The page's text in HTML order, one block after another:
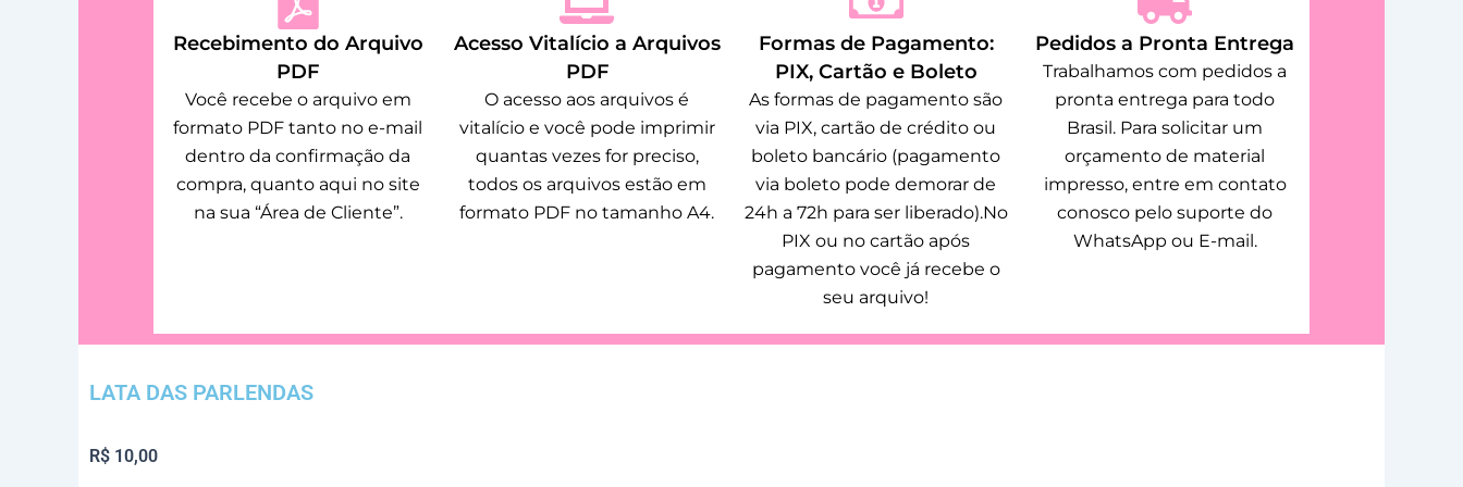
Recebimento do Arquivo
PDF
Você recebe o arquivo em
formato PDF tanto no e-mail
dentro da confirmação da
compra, quanto aqui no site
na sua “Área de Cliente”.
Acesso Vitalício a Arquivos
PDF
O acesso aos arquivos é
vitalício e você pode imprimir
quantas vezes for preciso,
todos os arquivos estão em
formato PDF no tamanho A4.
Formas de Pagamento:
PIX, Cartão e Boleto
As formas de pagamento são
via PIX, cartão de crédito ou
boleto bancário (pagamento
via boleto pode demorar de
24h a 72h para ser liberado).No
PIX ou no cartão após
pagamento você já recebe o
seu arquivo!
Pedidos a Pronta Entrega
Trabalhamos com pedidos a
pronta entrega para todo
Brasil. Para solicitar um
orçamento de material
impresso, entre em contato
conosco pelo suporte do
WhatsApp ou E-mail.
LATA DAS PARLENDAS
R$ 10,00